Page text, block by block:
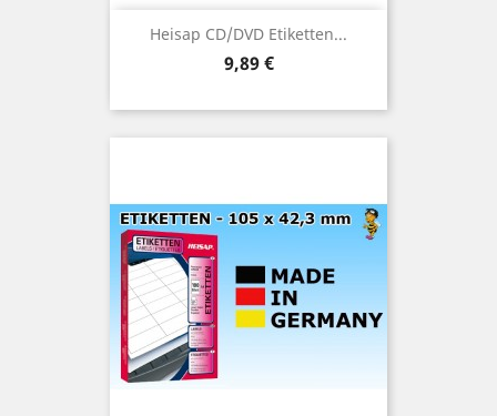
Heisap CD/DVD Etiketten...
Preis
9,89 €